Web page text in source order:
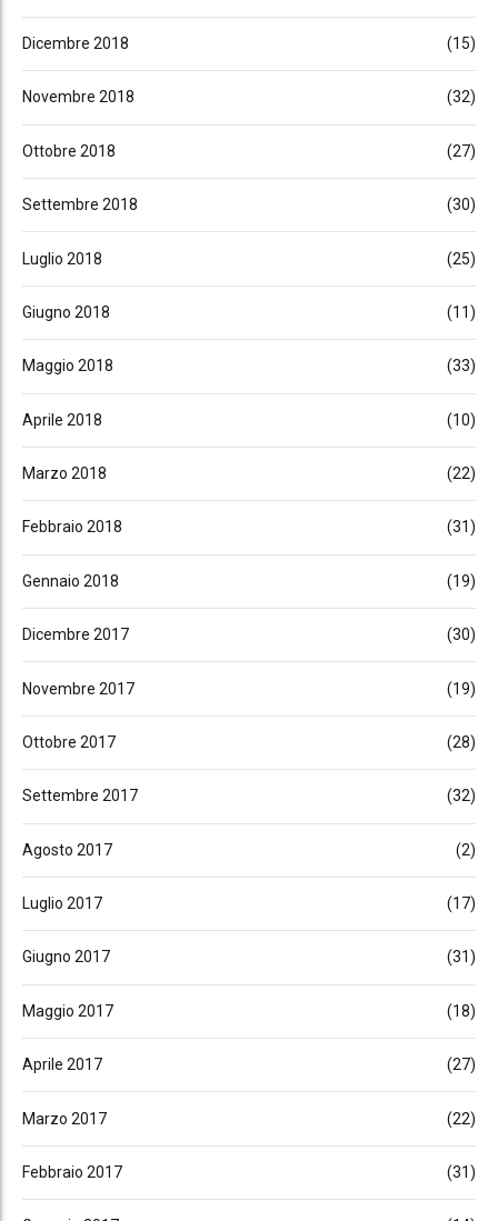
Dicembre 2018 (15)
Novembre 2018 (32)
Ottobre 2018 (27)
Settembre 2018 (30)
Luglio 2018 (25)
Giugno 2018 (11)
Maggio 2018 (33)
Aprile 2018 (10)
Marzo 2018 (22)
Febbraio 2018 (31)
Gennaio 2018 (19)
Dicembre 2017 (30)
Novembre 2017 (19)
Ottobre 2017 (28)
Settembre 2017 (32)
Agosto 2017 (2)
Luglio 2017 (17)
Giugno 2017 (31)
Maggio 2017 (18)
Aprile 2017 (27)
Marzo 2017 (22)
Febbraio 2017 (31)